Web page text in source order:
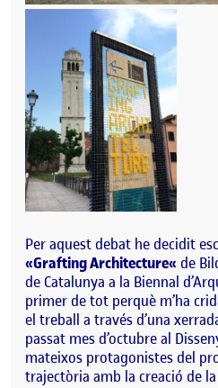
Per aquest debat he decidit
«GraftingArchitecture« de
de Catalunya a la Biennal
primer de tot perquè m’ha
el treball a través d’una
passat mes d’octubre al
mateixos protagonistes del
trajectòria amb la creació de